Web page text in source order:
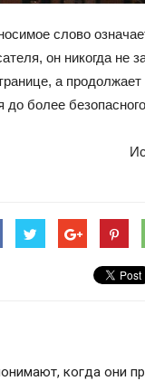
слово
он никогда не
а
до более
когда они